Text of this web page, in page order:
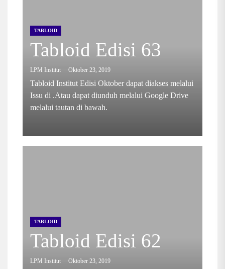
TABLOID
Tabloid Edisi 63
LPM Institut Oktober 23, 2019
Tabloid Institut Edisi Oktober dapat diakses melalui
Issu di .Atau dapat diunduh melalui Google Drive
melalui tautan di bawah.
TABLOID
Tabloid Edisi 62
LPM Institut Oktober 23, 2019